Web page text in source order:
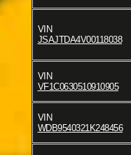
VIN
JSAJTDA4V00118038
VIN
VF1C0630510910905
VIN
WDB9540321K248456